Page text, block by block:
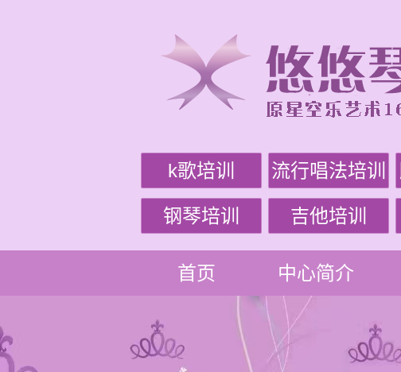
k歌培训 流行唱法培训
钢琴培训 吉他培训
首页 中心简介